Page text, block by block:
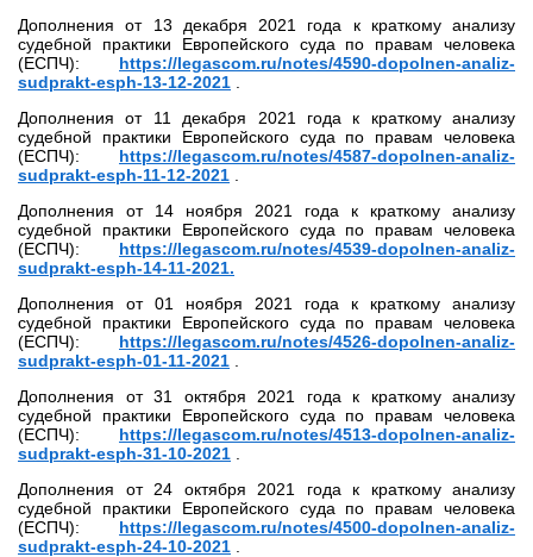
Дополнения от 13 декабря 2021 года к краткому анализу
судебной практики Европейского суда по правам человека
(ЕСПЧ): https://legascom.ru/notes/4590-dopolnen-analiz-
sudprakt-esph-13-12-2021
Дополнения от 11 декабря 2021 года к краткому анализу
судебной практики Европейского суда по правам человека
(ЕСПЧ): https://legascom.ru/notes/4587-dopolnen-analiz-
sudprakt-esph-11-12-2021
Дополнения от 14 ноября 2021 года к краткому анализу
судебной практики Европейского суда по правам человека
(ЕСПЧ): https://legascom.ru/notes/4539-dopolnen-analiz-
sudprakt-esph-14-11-2021.
Дополнения от 01 ноября 2021 года к краткому анализу
судебной практики Европейского суда по правам человека
(ЕСПЧ): https://legascom.ru/notes/4526-dopolnen-analiz-
sudprakt-esph-01-11-2021
Дополнения от 31 октября 2021 года к краткому анализу
судебной практики Европейского суда по правам человека
(ЕСПЧ): https://legascom.ru/notes/4513-dopolnen-analiz-
sudprakt-esph-31-10-2021
Дополнения от 24 октября 2021 года к краткому анализу
судебной практики Европейского суда по правам человека
(ЕСПЧ): https://legascom.ru/notes/4500-dopolnen-analiz-
sudprakt-esph-24-10-2021